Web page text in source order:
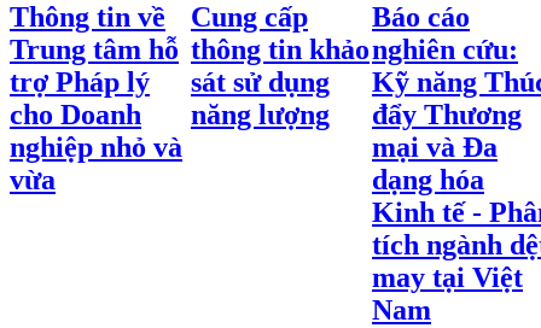
Thông tin về
Trung tâm hỗ
trợ Pháp lý
cho Doanh
nghiệp nhỏ và
vừa
Cung cấp
thông tin khảo
sát sử dụng
năng lượng
Báo cáo
nghiên cứu:
Kỹ năng
đẩy Thương
mại và Đa
dạng hóa
Kinh tế -
tích ngành
may tại Việt
Nam